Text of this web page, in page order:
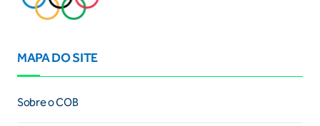
MAPA DO SITE
Sobre o COB